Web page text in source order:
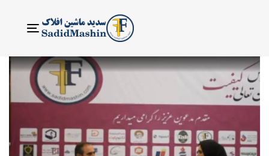
ناوبری